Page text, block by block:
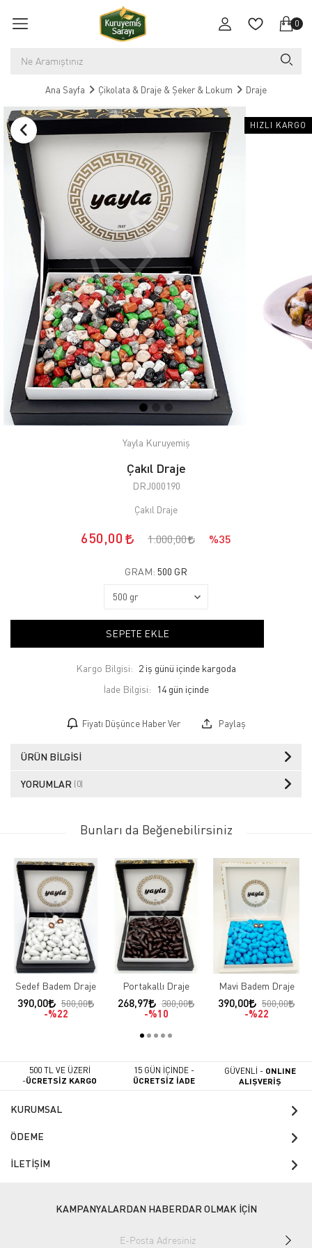
0
Ana Sayfa Çikolata & Draje & Şeker & Lokum Draje
HIZLI KARGO
Yayla Kuruyemiş
Çakıl Draje
DRJ000190
Çakıl Draje
650,00 1.000,00 %35
GRAM: 500 GR
SEPETE EKLE
Kargo Bilgisi: 2 iş günü içinde kargoda
İade Bilgisi:
Fiyatı Düşünce Haber Ver Paylaş
ÜRÜN BILGISI
YORUMLAR (0)
Bunları da Beğenebilirsiniz
Sedef Badem Draje
390,00
500,00
%22
Portakallı Draje
268,97
300,00
%10
Mavi Badem Draje
390,00
500,00
%22
500 TL VE ÜZERİ
-ÜCRETSİZ KARGO
15 GÜN İÇİNDE -
ÜCRETSİZ İADE
GÜVENLİ - ONLINE
ALIŞVERİŞ
KURUMSAL
ÖDEME
İLETİŞİM
KAMPANYALARDAN HABERDAR OLMAK İÇİN